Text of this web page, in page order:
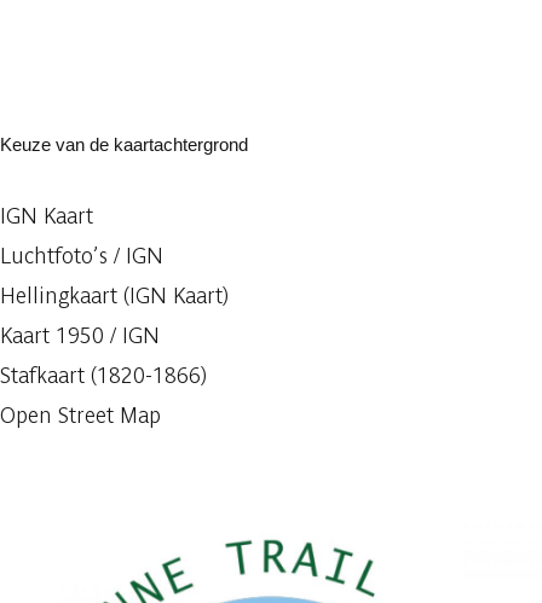
Keuze van de kaartachtergrond
IGN Kaart
Luchtfoto’s / IGN
Hellingkaart (IGN Kaart)
Kaart 1950 / IGN
Stafkaart (1820-1866)
Open Street Map